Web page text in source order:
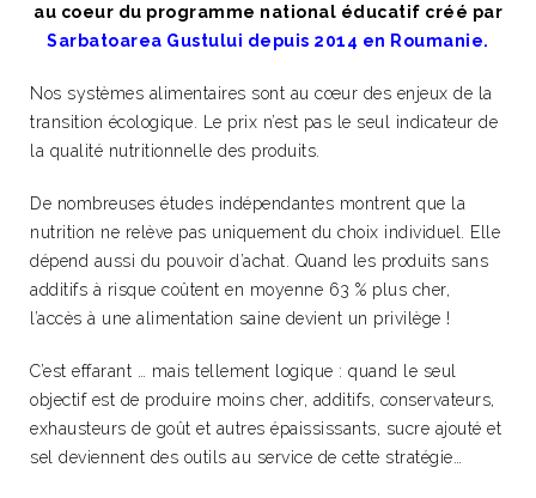
au coeur du programme national éducatif créé par
Sarbatoarea Gustului depuis 2014 en Roumanie.
Nos systèmes alimentaires sont au cœur des enjeux de la
transition écologique. Le prix n’est pas le seul indicateur de
la qualité nutritionnelle des produits.
De nombreuses études indépendantes montrent que la
nutrition ne relève pas uniquement du choix individuel. Elle
dépend aussi du pouvoir d’achat. Quand les produits sans
additifs à risque coûtent en moyenne 63 % plus cher,
l’accès à une alimentation saine devient un privilège !
C’est effarant … mais tellement logique : quand le seul
objectif est de produire moins cher, additifs, conservateurs,
exhausteurs de goût et autres épaississants, sucre ajouté et
sel deviennent des outils au service de cette stratégie…